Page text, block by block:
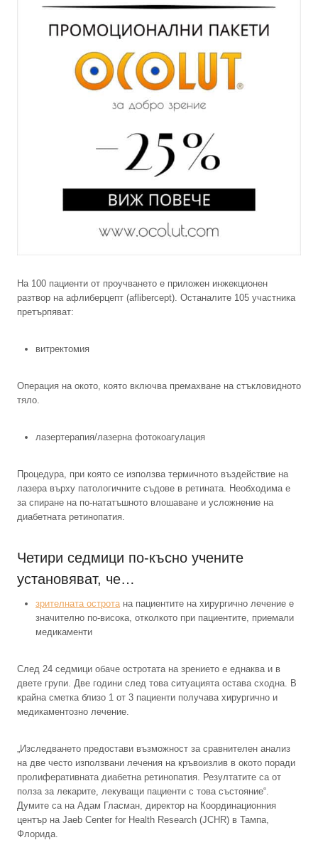
На 100 пациенти от проучването е приложен инжекционен
разтвор на афлиберцепт (aflibercept). Останалите 105 участника
претърпяват:
витректомия
Операция на окото, която включва премахване на стъкловидното
тяло.
лазертерапия/лазерна фотокоагулация
Процедура, при която се използва термичното въздействие на
лазера върху патологичните съдове в ретината. Необходима е
за спиране на по-нататъшното влошаване и усложнение на
диабетната ретинопатия.
Четири седмици по-късно учените
установяват, че…
зрителната острота на пациентите на хирургично лечение е
значително по-висока, отколкото при пациентите, приемали
медикаменти
След 24 седмици обаче остротата на зрението е еднаква и в
двете групи. Две години след това ситуацията остава сходна. В
крайна сметка близо 1 от 3 пациенти получава хирургично и
медикаментозно лечение.
„Изследването предостави възможност за сравнителен анализ
на две често използвани лечения на кръвоизлив в окото поради
пролиферативната диабетна ретинопатия. Резултатите са от
полза за лекарите, лекуващи пациенти с това състояние“.
Думите са на Адам Гласман, директор на Координационния
център на Jaeb Center for Health Research (JCHR) в Тампа,
Флорида.